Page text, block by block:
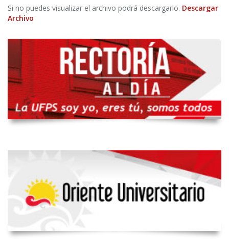
Si no puedes visualizar el archivo podrá descargarlo. Descargar
Archivo